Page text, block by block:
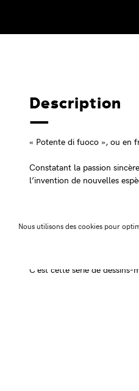
Nous utilisons des cookies pour
Description
« Potente di fuoco », ou en
Constatant la passion
l’invention de nouvelles
Une redécouverte à
C’est cette série de